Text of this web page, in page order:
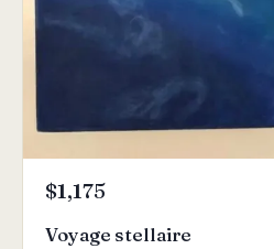
$1,175
Voyage stellaire